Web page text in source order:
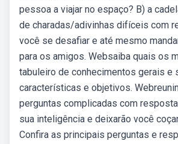
pessoa a viajar no espaço? B) a
de charadas/adivinhas difíceis com
você se desafiar e até mesmo
para os amigos. Websaiba quais os
tabuleiro de conhecimentos gerais e
características e objetivos.
perguntas complicadas com
sua inteligência e deixarão você
Confira as principais perguntas e